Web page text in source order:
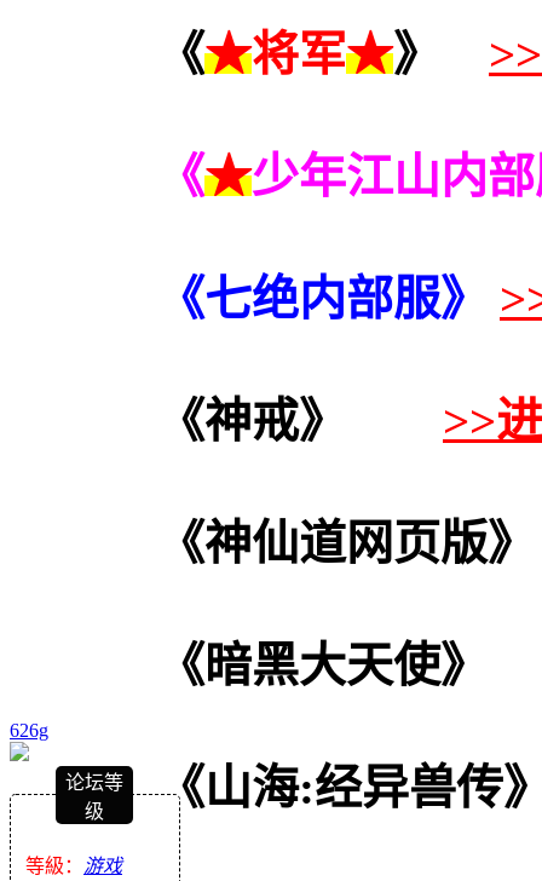
626g
论坛等
级
等級： 游戏
《★将军★》
《★少年江山内
《七绝内部服》
《神戒》 >>
《神仙道网页版》
《暗黑大天使》
《山海:经异兽传